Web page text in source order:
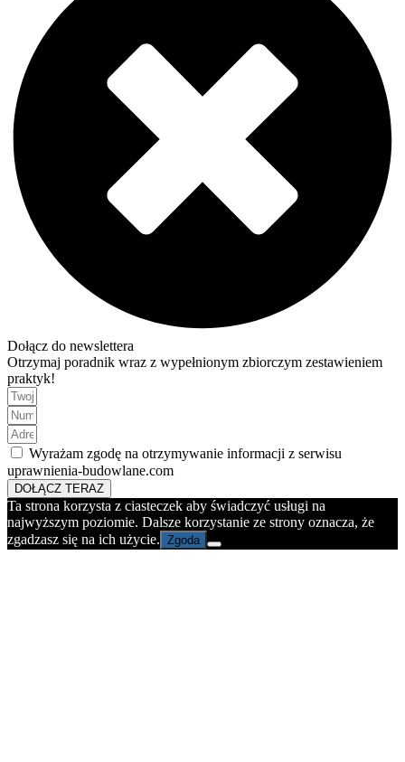
Dołącz do newslettera
Otrzymaj poradnik wraz z wypełnionym zbiorczym zestawieniem
praktyk!
Wyrażam zgodę na otrzymywanie informacji z serwisu
uprawnienia-budowlane.com
DOŁĄCZ TERAZ
Ta strona korzysta z ciasteczek aby świadczyć usługi na
najwyższym poziomie. Dalsze korzystanie ze strony oznacza, że
zgadzasz się na ich użycie. Zgoda